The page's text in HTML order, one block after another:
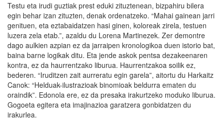
Testu eta irudi guztiak prest eduki zituztenean, bizpahiru bilera
egin behar izan zituzten, denak ordenatzeko. “Mahai gainean jarri
genituen, eta eztabaidatzen hasi ginen, koloreak zirela, testuen
luzera zela etab.”, azaldu du Lorena Martinezek. Zer demontre
dago aulkien azpian ez da jarraipen kronologikoa duen istorio bat,
baina barne logikak ditu. Eta jende askok pentsa dezakeenaren
kontra, ez da haurrentzako liburua. Haurrentzakoa soilik ez,
bederen. “Iruditzen zait aurreratu egin garela”, aitortu du Harkaitz
Canok: “Helduak-ilustrazioak binomioak beldurra ematen du
oraindik”. Edonola ere, ez da presaka irakurtzeko moduko liburua.
Gogoeta egitera eta imajinazioa garatzera gonbidatzen du
irakurlea.